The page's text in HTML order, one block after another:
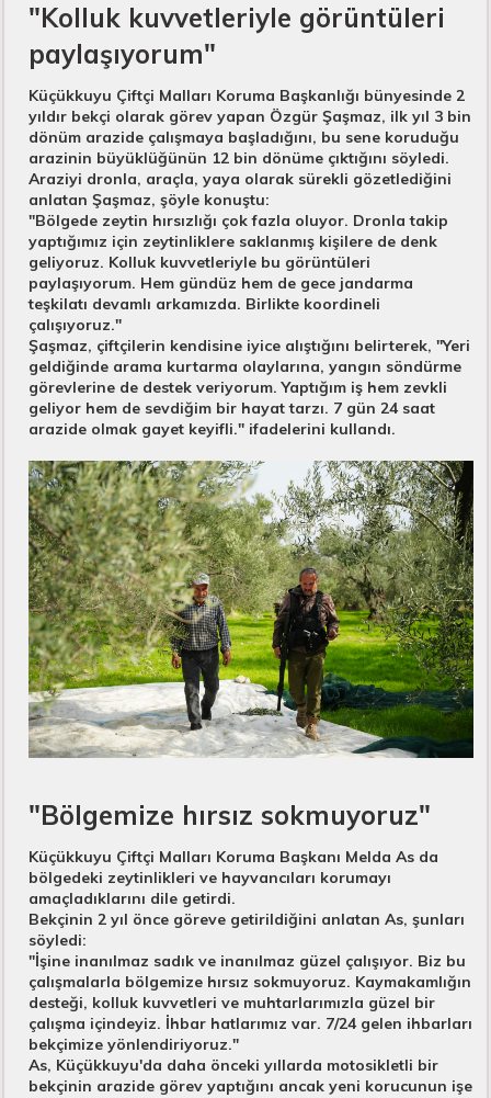
"Kolluk kuvvetleriyle görüntüleri
paylaşıyorum"​
Küçükkuyu Çiftçi Malları Koruma Başkanlığı bünyesinde 2
yıldır bekçi olarak görev yapan Özgür Şaşmaz, ilk yıl 3 bin
dönüm arazide çalışmaya başladığını, bu sene koruduğu
arazinin büyüklüğünün 12 bin dönüme çıktığını söyledi.
Araziyi dronla, araçla, yaya olarak sürekli gözetlediğini
anlatan Şaşmaz, şöyle konuştu:
"Bölgede zeytin hırsızlığı çok fazla oluyor. Dronla takip
yaptığımız için zeytinliklere saklanmış kişilere de denk
geliyoruz. Kolluk kuvvetleriyle bu görüntüleri
paylaşıyorum. Hem gündüz hem de gece jandarma
teşkilatı devamlı arkamızda. Birlikte koordineli
çalışıyoruz."
Şaşmaz, çiftçilerin kendisine iyice alıştığını belirterek, "Yeri
geldiğinde arama kurtarma olaylarına, yangın söndürme
görevlerine de destek veriyorum. Yaptığım iş hem zevkli
geliyor hem de sevdiğim bir hayat tarzı. 7 gün 24 saat
arazide olmak gayet keyifli." ifadelerini kullandı.
"Bölgemize hırsız sokmuyoruz"​
Küçükkuyu Çiftçi Malları Koruma Başkanı Melda As da
bölgedeki zeytinlikleri ve hayvancıları korumayı
amaçladıklarını dile getirdi.
Bekçinin 2 yıl önce göreve getirildiğini anlatan As, şunları
söyledi:
"İşine inanılmaz sadık ve inanılmaz güzel çalışıyor. Biz bu
çalışmalarla bölgemize hırsız sokmuyoruz. Kaymakamlığın
desteği, kolluk kuvvetleri ve muhtarlarımızla güzel bir
çalışma içindeyiz. İhbar hatlarımız var. 7/24 gelen ihbarları
bekçimize yönlendiriyoruz."
As, Küçükkuyu'da daha önceki yıllarda motosikletli bir
bekçinin arazide görev yaptığını ancak yeni korucunun işe